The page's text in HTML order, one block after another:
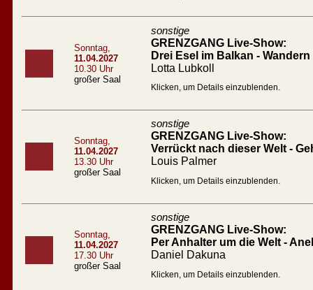
Sonntag,
11.04.2027
10.30 Uhr
großer Saal
sonstige
GRENZGANG Live-Show:
Drei Esel im Balkan -
Lotta Lubkoll
Klicken, um Details einzublenden.
Sonntag,
11.04.2027
13.30 Uhr
großer Saal
sonstige
GRENZGANG Live-Show:
Verrückt nach dieser Welt -
Louis Palmer
Klicken, um Details einzublenden.
Sonntag,
11.04.2027
17.30 Uhr
großer Saal
sonstige
GRENZGANG Live-Show:
Per Anhalter um die Welt -
Daniel Dakuna
Klicken, um Details einzublenden.